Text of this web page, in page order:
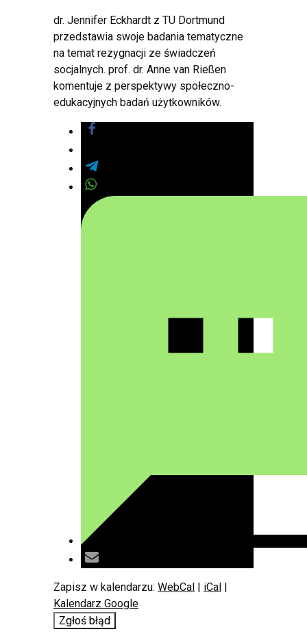
dr. Jennifer Eckhardt z TU Dortmund
przedstawia swoje badania tematyczne
na temat rezygnacji ze świadczeń
socjalnych. prof. dr. Anne van Rießen
komentuje z perspektywy społeczno-
edukacyjnych badań użytkowników.
Zapisz w kalendarzu: WebCal | iCal |
Kalendarz Google
Zgłoś błąd